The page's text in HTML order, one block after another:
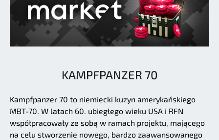
KAMPFPANZER 70
Kampfpanzer 70 to niemiecki kuzyn amerykańskiego
MBT-70. W latach 60. ubiegłego wieku USA i RFN
współpracowały ze sobą w ramach projektu, mającego
na celu stworzenie nowego, bardzo zaawansowanego